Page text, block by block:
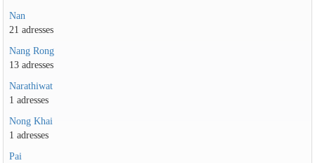
Nan
21 adresses
Nang Rong
13 adresses
Narathiwat
1 adresses
Nong Khai
1 adresses
Pai